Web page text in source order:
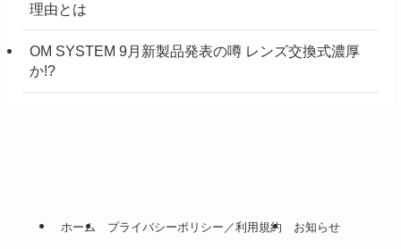
理由とは
OM SYSTEM 9月新製品発表の噂 レンズ交換式濃厚
か!?
ホーム プライバシーポリシー／利用規約 お知らせ